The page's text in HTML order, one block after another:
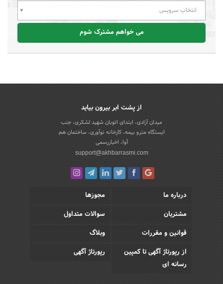
انتخاب سرویس
می خواهم مشترک شوم
از پشت ابر بیرون بیاید
میدان آزادی، ابتدای اتوبان شهید لشکری، جنب
ایستگاه مترو بیمه، کارخانه نوآوری، ساختمان هم
آوا، اخباررسمی
support@akhbarrasmi.com
درباره ما
مجوزها
مشتریان
سوالات متداول
قوانین و مقررات
وبلاگ
از رپورتاژ آگهی تا کمپین
رسانه ای
رپورتاژ آگهی